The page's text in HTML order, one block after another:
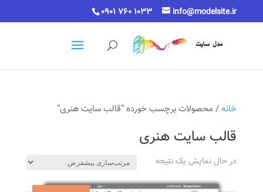
0901 760 1033 info@modelsite.ir
خانه/ محصولات برچسب خورده “قالب سایت هنری”
قالب سایت هنری
در حال نمایش یک نتیجه